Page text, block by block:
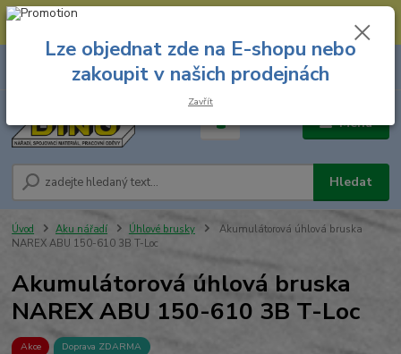
--- Spojovací materiál: 774 431 045 --- Prodejna nářadí: 731 449 423 --
Menu
Hledat
8.00 hod. - 16.00 hod.
za
Úvod Aku nářadí Úhlové brusky
Akumulátorová úhlová bruska
NAREX ABU 150-610 3B T-Loc
Akumulátorová úhlová bruska
NAREX ABU 150-610 3B T-Loc
Akce Doprava ZDARMA
Lze objednat zde na E-shopu nebo
zakoupit v našich prodejnách
Zavřít